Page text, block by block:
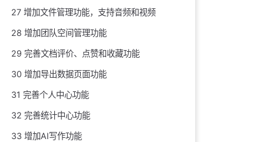
27 增加文件管理功能，支持音频和视频
28 增加团队空间管理功能
29 完善文档评价、点赞和收藏功能
30 增加导出数据页面功能
31 完善个人中心功能
32 完善统计中心功能
33 增加AI写作功能